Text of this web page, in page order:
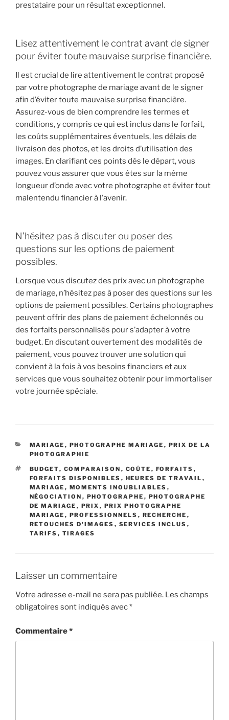
prestataire pour un résultat exceptionnel.
Lisez attentivement le contrat avant de signer
pour éviter toute mauvaise surprise financière.
Il est crucial de lire attentivement le contrat proposé
par votre photographe de mariage avant de le signer
afin d’éviter toute mauvaise surprise financière.
Assurez-vous de bien comprendre les termes et
conditions, y compris ce qui est inclus dans le forfait,
les coûts supplémentaires éventuels, les délais de
livraison des photos, et les droits d’utilisation des
images. En clarifiant ces points dès le départ, vous
pouvez vous assurer que vous êtes sur la même
longueur d’onde avec votre photographe et éviter tout
malentendu financier à l’avenir.
N’hésitez pas à discuter ou poser des
questions sur les options de paiement
possibles.
Lorsque vous discutez des prix avec un photographe
de mariage, n’hésitez pas à poser des questions sur les
options de paiement possibles. Certains photographes
peuvent offrir des plans de paiement échelonnés ou
des forfaits personnalisés pour s’adapter à votre
budget. En discutant ouvertement des modalités de
paiement, vous pouvez trouver une solution qui
convient à la fois à vos besoins financiers et aux
services que vous souhaitez obtenir pour immortaliser
votre journée spéciale.
CATÉGORIES
MARIAGE , PHOTOGRAPHE MARIAGE , PRIX DE LA
PHOTOGRAPHIE
ÉTIQUETTES
BUDGET, COMPARAISON , COÛTE , FORFAITS ,
FORFAITS DISPONIBLES , HEURES DE TRAVAIL ,
MARIAGE , MOMENTS INOUBLIABLES ,
NÉGOCIATION , PHOTOGRAPHE , PHOTOGRAPHE
DE MARIAGE , PRIX , PRIX PHOTOGRAPHE
MARIAGE , PROFESSIONNELS , RECHERCHE ,
RETOUCHES D'IMAGES , SERVICES INCLUS ,
TARIFS , TIRAGES
Laisser un commentaire
Votre adresse e-mail ne sera pas publiée. Les champs
obligatoires sont indiqués avec*
Commentaire*